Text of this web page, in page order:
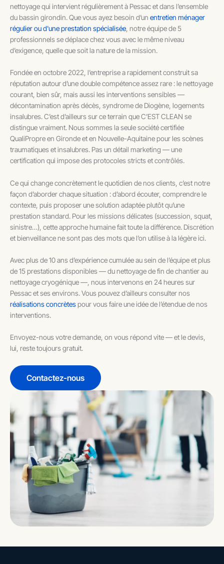
nettoyage qui intervient régulièrement à Pessac et dans l’ensemble
du bassin girondin. Que vous ayez besoin d’un entretien ménager
régulier ou d'une prestation spécialisée , notre équipe de 5
professionnels se déplace chez vous avec le même niveau
d’exigence, quelle que soit la nature de la mission.
Fondée en octobre 2022, l’entreprise a rapidement construit sa
réputation autour d’une double compétence assez rare : le nettoyage
courant, bien sûr, mais aussi les interventions sensibles —
décontamination après décès, syndrome de Diogène, logements
insalubres. C’est d’ailleurs sur ce terrain que C’EST CLEAN se
distingue vraiment. Nous sommes la seule société certifiée
QualiPropre en Gironde et en Nouvelle-Aquitaine pour les scènes
traumatiques et insalubres. Pas un détail marketing — une
certification qui impose des protocoles stricts et contrôlés.
Ce qui change concrètement le quotidien de nos clients, c’est notre
façon d’aborder chaque situation : d’abord écouter, comprendre le
contexte, puis proposer une solution adaptée plutôt qu’une
prestation standard. Pour les missions délicates (succession, squat,
sinistre…), cette approche humaine fait toute la différence. Discrétion
et bienveillance ne sont pas des mots que l’on utilise à la légère ici.
Avec plus de 10 ans d’expérience cumulée au sein de l’équipe et plus
de 15 prestations disponibles — du nettoyage de fin de chantier au
nettoyage cryogénique —, nous intervenons en 24 heures sur
Pessac et ses environs. Vous pouvez d’ailleurs consulter nos
réalisations concrètespour vous faire une idée de l’étendue de nos
interventions.
Envoyez-nous votre demande, on vous répond vite — et le devis,
lui, reste toujours gratuit.
Contactez-nous